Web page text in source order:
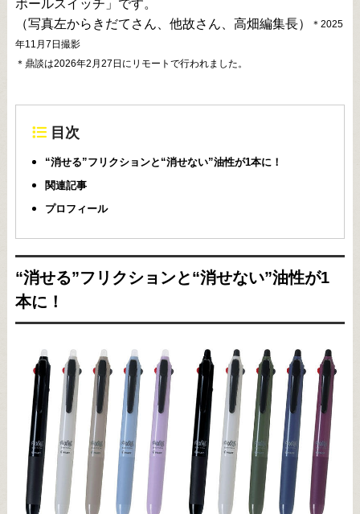
ボールスイッチ」です。
（写真左からきだてさん、他故さん、高畑編集長）
＊2025
年11月7日撮影
＊鼎談は2026年2月27日にリモートで行われました。
目次
“消せる”フリクションと“消せない”油性が1本に！
関連記事
プロフィール
“消せる”フリクションと“消せない”油性が1
本に！